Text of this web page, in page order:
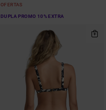
OFERTAS
DUPLA PROMO 10% EXTRA